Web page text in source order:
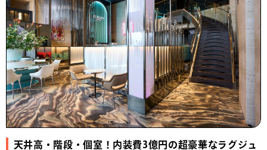
天井高・階段・個室！内装費3億円の超豪華なラグジュ